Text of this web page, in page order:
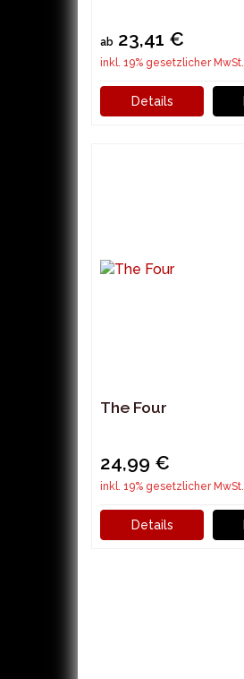
ab 23,41 €
inkl. 19% gesetzlicher MwSt.
Details
The Four
24,99 €
inkl. 19% gesetzlicher MwSt.
Details